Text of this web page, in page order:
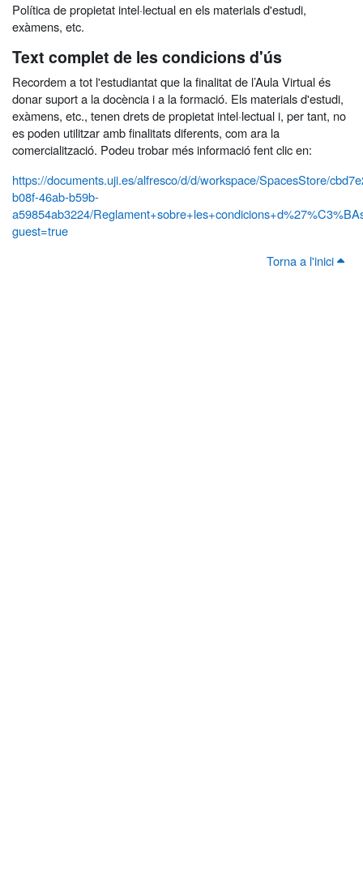
Política de propietat intel·lectual en els materials d'estudi,
exàmens, etc.
Text complet de les condicions d'ús
Recordem a tot l'estudiantat que la finalitat de l’Aula Virtual és
donar suport a la docència i a la formació. Els materials d'estudi,
exàmens, etc., tenen drets de propietat intel·lectual i, per tant, no
es poden utilitzar amb finalitats diferents, com ara la
comercialització. Podeu trobar més informació fent clic en:
https://documents.uji.es/alfresco/d/d/workspace/SpacesStore/
b08f-46ab-b59b-
a59854ab3224/
guest=true
Torna a l'inici